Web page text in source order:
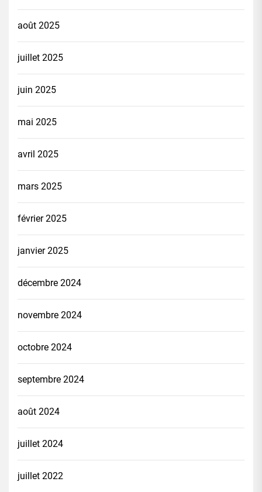
août 2025
juillet 2025
juin 2025
mai 2025
avril 2025
mars 2025
février 2025
janvier 2025
décembre 2024
novembre 2024
octobre 2024
septembre 2024
août 2024
juillet 2024
juillet 2022